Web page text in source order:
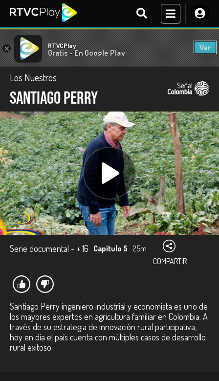
× RTVCPlay
Gratis - En Google Play
Ver
Los Nuestros
Santiago Perry
Serie documental - + 16 Capítulo 5 25m
COMPARTIR
Santiago Perry ingeniero industrial y economista es uno de
los mayores expertos en agricultura familiar en Colombia. A
través de su estrategia de innovación rural participativa,
hoy en día el país cuenta con múltiples casos de desarrollo
rural exitoso.